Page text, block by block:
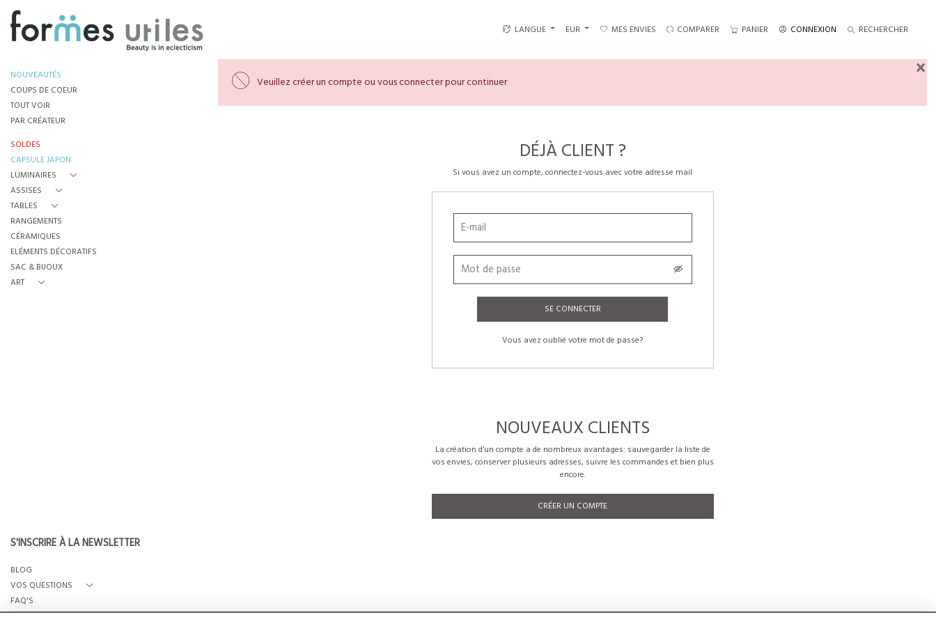
LANGUE EUR MES ENVIES COMPARER PANIER CONNEXION RECHERCHER
NOUVEAUTÉS
COUPS DE COEUR
TOUT VOIR
PAR CRÉATEUR
SOLDES
CAPSULE JAPON
LUMINAIRES
ASSISES
TABLES
RANGEMENTS
CÉRAMIQUES
ELÉMENTS DÉCORATIFS
SAC & BIJOUX
ART
S'INSCRIRE À LA NEWSLETTER
BLOG
VOS QUESTIONS
FAQ'S
QUI SOMMES-NOUS?
Veuillez créer un compte ou vous connecter pour continuer
×
DÉJÀ CLIENT ?
Si vous avez un compte, connectez-vous avec votre adresse mail
SE CONNECTER
Vous avez oublié votre mot de passe?
NOUVEAUX CLIENTS
La création d’un compte a de nombreux avantages: sauvegarder la liste de
vos envies, conserver plusieurs adresses, suivre les commandes et bien plus
encore.
CRÉER UN COMPTE